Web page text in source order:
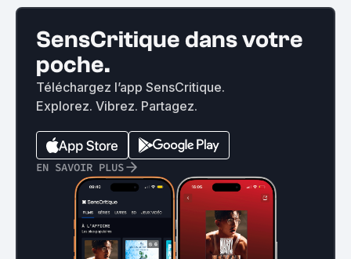
SensCritique dans votre
poche.
Téléchargez l’app SensCritique.
Explorez. Vibrez. Partagez.
EN SAVOIR PLUS